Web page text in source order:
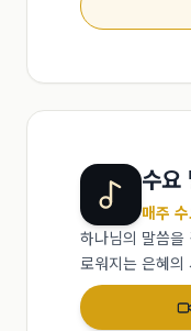
수요
매주
하나님의 말씀을
로워지는 은혜의